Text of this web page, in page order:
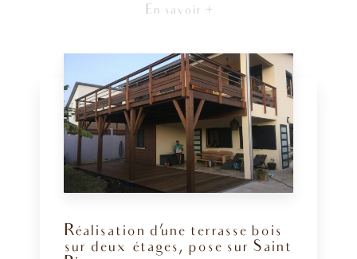
En savoir +
Réalisation d'une terrasse bois
sur deux étages, pose sur Saint